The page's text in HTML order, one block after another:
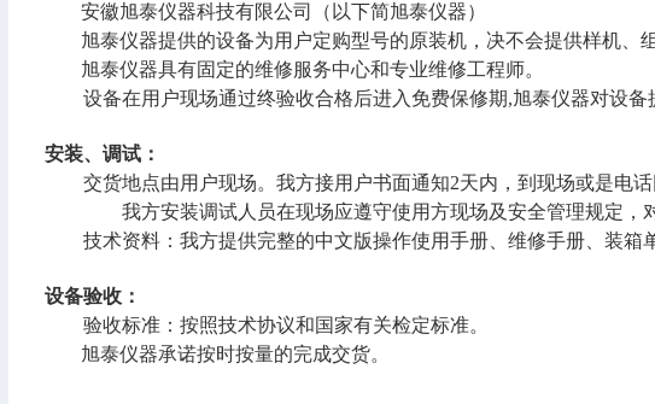
安徽旭泰仪器科技有限公司
（以下简旭泰仪器）
旭泰仪器提供的设备为用户定购型号的原装机，决不会提供样机、
旭泰仪器具有固定的维修服务中心和专业维修工程师。
设备在用户现场通过终验收合格后进入免费保修期,旭泰仪器对设备
安装、调试：
交货地点由用户现场。我方接用户书面通知2天内，到现场或是电
我方安装调试人员在现场应遵守使用方现场及安全管理规定，
技术资料：我方提供完整的中文版操作使用手册、维修手册、装箱
设备验收：
验收标准：按照技术协议和国家有关检定标准。
旭泰仪器承诺按时按量的完成交货。